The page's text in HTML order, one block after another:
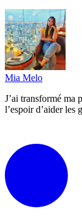
Mia Melo
J’ai transformé ma
l’espoir d’aider les